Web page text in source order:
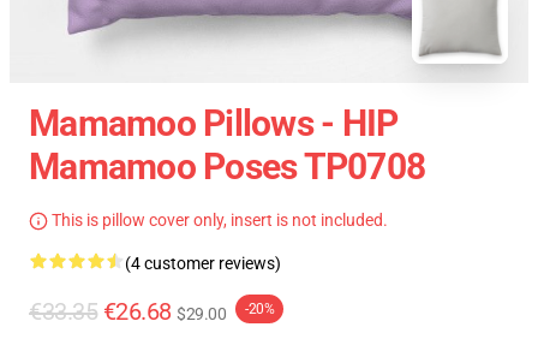
Mamamoo Pillows - HIP
Mamamoo Poses TP0708
This is pillow cover only, insert is not included.
(4 customer reviews)
€33.35 €26.68 $29.00 -20%